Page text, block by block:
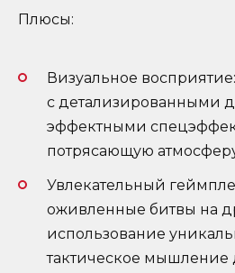
Плюсы:
Визуальное
с детализированными
эффектными
потрясающую
Увлекательный
оживленные битвы на
использование
тактическое мышление